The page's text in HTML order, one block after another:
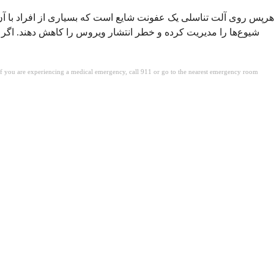
هرپس روی آلت تناسلی یک عفونت شایع است که بسیاری از افراد با
شیوع‌ها را مدیریت کرده و خطر انتشار ویروس را کاهش دهند.
are experiencing a medical emergency, call 911 or go to the nearest emergency room